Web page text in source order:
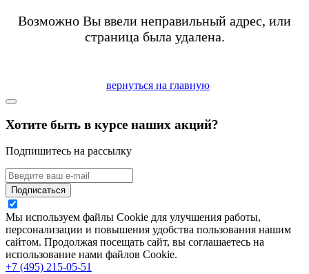
Возможно Вы ввели неправильный адрес, или
страница была удалена.
вернуться на главную
Хотите быть в курсе наших акций?
Подпишитесь на рассылку
Подписаться
Мы используем файлы Cookie для улучшения работы,
персонализации и повышения удобства пользования нашим
сайтом. Продолжая посещать сайт, вы соглашаетесь на
использование нами файлов Cookie.
+7 (495) 215-05-51